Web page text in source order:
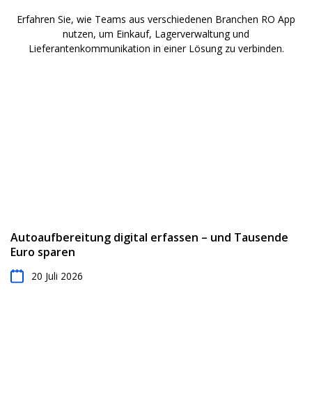
Erfahren Sie, wie Teams aus verschiedenen Branchen RO App
nutzen, um Einkauf, Lagerverwaltung und
Lieferantenkommunikation in einer Lösung zu verbinden.
Autoaufbereitung digital erfassen – und Tausende
Euro sparen
20 Juli 2026